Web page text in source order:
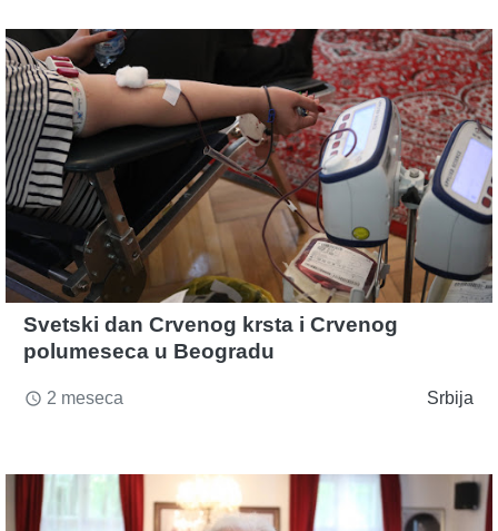
Svetski dan Crvenog krsta i Crvenog
polumeseca u Beogradu
access_time 2 meseca Srbija